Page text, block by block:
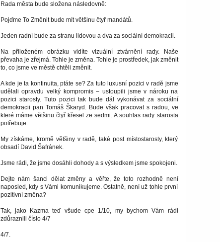
Rada města bude složena následovně:
Pojďme To Změnit bude mít většinu čtyř mandátů.
Jeden radní bude za stranu lidovou a dva za sociální demokracii.
Na přiloženém obrázku vidíte vizuální ztvárnění rady. Naše
převaha je zřejmá. Tohle je změna. Tohle je prostředek, jak změnit
to, co jsme ve městě chtěli změnit.
A kde je ta kontinuita, ptáte se? Za tuto luxusní pozici v radě jsme
udělali opravdu velký kompromis – ustoupili jsme v nároku na
pozici starosty. Tuto pozici tak bude dál vykonávat za sociální
demokracii pan Tomáš Škaryd. Bude však pracovat s radou, ve
které máme většinu čtyř křesel ze sedmi. A souhlas rady starosta
potřebuje.
My získáme, kromě většiny v radě, také post místostarosty, který
obsadí David Šafránek.
Jsme rádi, že jsme dosáhli dohody a s výsledkem jsme spokojeni.
Dejte nám šanci dělat změny a věřte, že toto rozhodně není
naposled, kdy s Vámi komunikujeme. Ostatně, není už tohle první
pozitivní změna?
Tak, jako Kazma teď všude cpe 1/10, my bychom Vám rádi
zdůraznili číslo 4/7
4/7.